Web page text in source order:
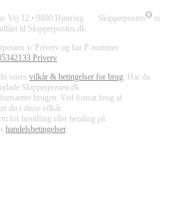
Vej 12 • 9800 Hjørring Skipperposten
er
til Skipperposten.dk
v/ Priverv og har P-nummer
Priverv
vores vilkår & betingelser for brug. Har du
Skipperposten.dk
brugen. Ved fortsat brug af
du i disse vilkår.
for bestilling eller betaling på
handelsbetingelser.